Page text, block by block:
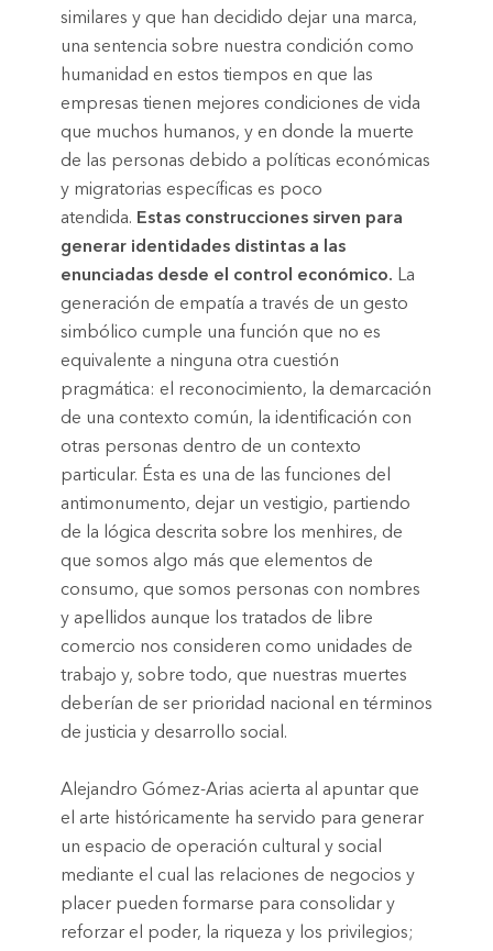
similares y que han decidido dejar una marca,
una sentencia sobre nuestra condición como
humanidad en estos tiempos en que las
empresas tienen mejores condiciones de vida
que muchos humanos, y en donde la muerte
de las personas debido a políticas económicas
y migratorias específicas es poco
atendida. Estas construcciones sirven para
generar identidades distintas a las
enunciadas desde el control económico. La
generación de empatía a través de un gesto
simbólico cumple una función que no es
equivalente a ninguna otra cuestión
pragmática: el reconocimiento, la demarcación
de una contexto común, la identificación con
otras personas dentro de un contexto
particular. Ésta es una de las funciones del
antimonumento, dejar un vestigio, partiendo
de la lógica descrita sobre los menhires, de
que somos algo más que elementos de
consumo, que somos personas con nombres
y apellidos aunque los tratados de libre
comercio nos consideren como unidades de
trabajo y, sobre todo, que nuestras muertes
deberían de ser prioridad nacional en términos
de justicia y desarrollo social.
Alejandro Gómez-Arias acierta al apuntar que
el arte históricamente ha servido para generar
un espacio de operación cultural y social
mediante el cual las relaciones de negocios y
placer pueden formarse para consolidar y
reforzar el poder, la riqueza y los privilegios;